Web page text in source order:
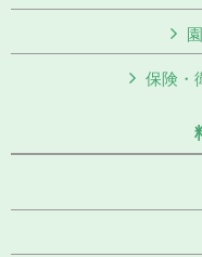
保険・